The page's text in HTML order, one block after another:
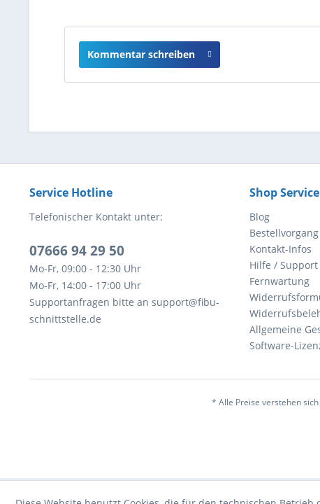
Kommentar schreiben
Service Hotline
Telefonischer Kontakt unter:
07666 94 29 50
Mo-Fr, 09:00 - 12:30 Uhr
Mo-Fr, 14:00 - 17:00 Uhr
Supportanfragen bitte an support@fibu-
schnittstelle.de
Shop Service
Blog
Bestellvorgang
Kontakt-Infos
Hilfe / Support
Fernwartung
Allgemeine
Software-
* Alle Preise verstehen